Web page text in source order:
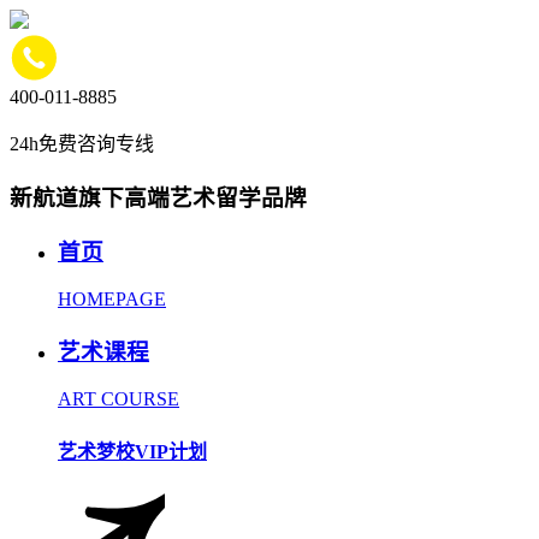
400-011-8885
24h免费咨询专线
新航道旗下高端艺术留学品牌
首页
HOMEPAGE
艺术课程
ART COURSE
艺术梦校VIP计划